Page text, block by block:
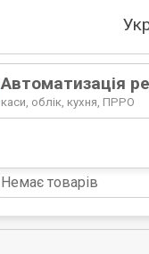
Автоматизація
каси, облік, кухня, ПРРО
Немає товарів